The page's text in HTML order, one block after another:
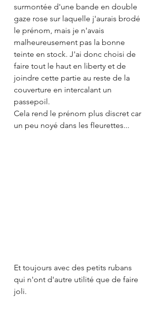
surmontée d'une bande en double
gaze rose sur laquelle j'aurais brodé
le prénom, mais je n'avais
malheureusement pas la bonne
teinte en stock. J'ai donc choisi de
faire tout le haut en liberty et de
joindre cette partie au reste de la
couverture en intercalant un
passepoil.
Cela rend le prénom plus discret car
un peu noyé dans les fleurettes...
Et toujours avec des petits rubans
qui n'ont d'autre utilité que de faire
joli.